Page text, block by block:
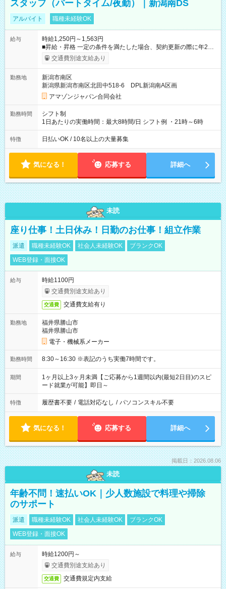
スタッフ（パートタイム/夜勤）｜新潟南DS
アルバイト 職種未経験OK
給与
時給1,250円～1,563円
■昇給・昇格 一定の条件を満たした場合、契約更新の際に年2回
まで昇給の機会があります。 ■正社員登用制度あり ※月末締/翌
月25日支払い ※時間外手当、別途支給 ※深夜割増賃金 (22:00～
☆Amazon直雇用で安定して働けます！ 【試用期間】試用期間
あり 試用期間の長さ：1週間 雇用形態、給与は本採用時と同じ
です。
交通費別途支給あり
勤務地
新潟市南区
新潟県新潟市南区北田中518-6 DPL新潟南A区画
アマゾンジャパン合同会社
勤務時間
シフト制
1日あたりの実働時間：最大8時間/日 シフト例 ・21時～6時
特徴 日払いOK / 10名以上の大量募集
気になる！ 応募する 詳細へ
未読
座り仕事！土日休み！日勤のお仕事！組立作業
派遣 職種未経験OK 社会人未経験OK
ブランクOK
WEB登録・面接OK
給与
時給1100円
交通費別途支給あり
交通費 交通費支給有り
勤務地
福井県勝山市
福井県勝山市
電子・機械系メーカー
勤務時間 8:30～16:30 ※表記のうち実働7時間です。
期間
1ヶ月以上3ヶ月未満【ご応募から1週間以内(最短2日目)のスピ
ード就業が可能】即日～
特徴 履歴書不要 / 電話対応なし / パソコンスキル不要
気になる！ 応募する 詳細へ
掲載日：2026.08.06
未読
年齢不問！速払いOK｜少人数施設で料理や掃除
のサポート
派遣 職種未経験OK 社会人未経験OK
ブランクOK
WEB登録・面接OK
給与
時給1200円～
交通費別途支給あり
交通費 交通費規定内支給